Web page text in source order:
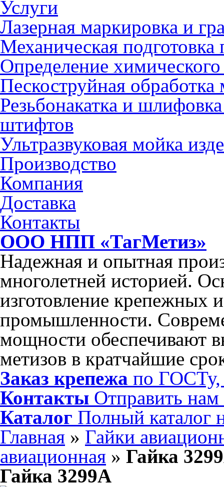
Услуги
Лазерная маркировка и
Механическая подготовка
Определение химического
Пескоструйная
Резьбонакатка и
штифтов
Ультразвуковая мойка
Производство
Компания
Доставка
Контакты
ООО НПП «ТагМетиз»
Надежная и опытная
многолетней историей.
изготовление крепежных
промышленности.
мощности обеспечивают
метизов в кратчайшие
Заказ крепежа по ГОСТу,
Контакты Отправить
Каталог Полный каталог
Главная » Гайки
авиационная » Гайка
Гайка 3299А